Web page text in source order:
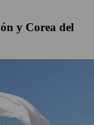
y Corea del